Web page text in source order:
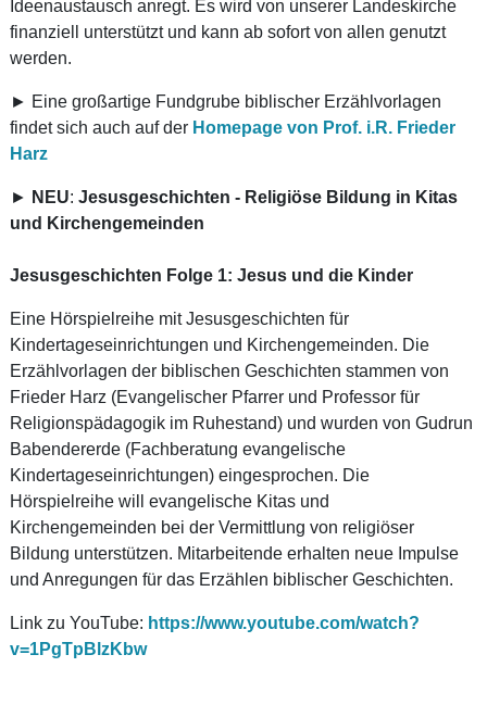
Ideenaustausch anregt. Es wird von unserer Landeskirche
finanziell unterstützt und kann ab sofort von allen genutzt
werden.
► Eine großartige Fundgrube biblischer Erzählvorlagen
findet sich auch auf der Homepage von Prof. i.R. Frieder
Harz
► NEU: Jesusgeschichten - Religiöse Bildung in Kitas
und Kirchengemeinden
Jesusgeschichten Folge 1: Jesus und die Kinder
Eine Hörspielreihe mit Jesusgeschichten für
Kindertageseinrichtungen und Kirchengemeinden. Die
Erzählvorlagen der biblischen Geschichten stammen von
Frieder Harz (Evangelischer Pfarrer und Professor für
Religionspädagogik im Ruhestand) und wurden von Gudrun
Babendererde (Fachberatung evangelische
Kindertageseinrichtungen) eingesprochen. Die
Hörspielreihe will evangelische Kitas und
Kirchengemeinden bei der Vermittlung von religiöser
Bildung unterstützen. Mitarbeitende erhalten neue Impulse
und Anregungen für das Erzählen biblischer Geschichten.
Link zu YouTube: https://www.youtube.com/watch?
v=1PgTpBlzKbw